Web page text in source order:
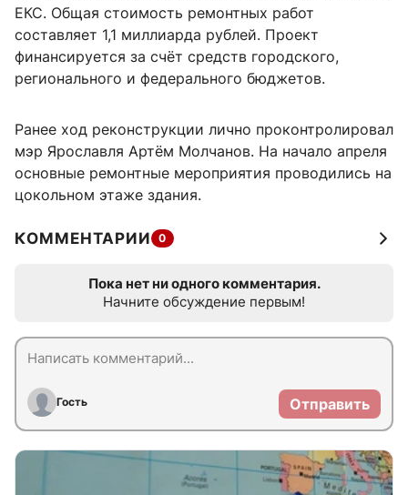
ЕКС. Общая стоимость ремонтных работ
составляет 1,1 миллиарда рублей. Проект
финансируется за счёт средств городского,
регионального и федерального бюджетов.
Ранее ход реконструкции лично проконтролировал
мэр Ярославля Артём Молчанов. На начало апреля
основные ремонтные мероприятия проводились на
цокольном этаже здания.
КОММЕНТАРИИ 0
Пока нет ни одного комментария.
Начните обсуждение первым!
Гость Отправить